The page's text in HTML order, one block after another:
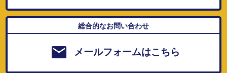
総合的なお問い合わせ
メールフォームはこちら